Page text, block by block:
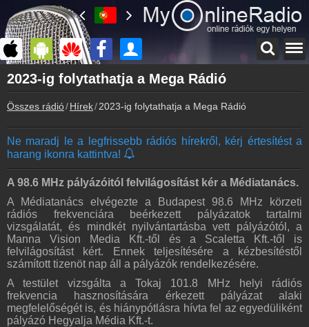
Főoldal
myonlineradio.hu
Bejelentkezés
Kapcsolat
Írj nekünk!
Partnerek
Rádió beágyazás
Ágyazd be weboldaladba
Online rádió készítés
Készítés lépésről lépésre
2023-ig folytathatja a Mega Rádió
Összes rádió Hírek 2023-ig folytathatja a Mega Rádió
Ne maradj le a legfrissebb rádiós hírekről, kérj értesítést a
harang ikonra kattintva!
A 98.6 MHz pályázóitól felvilágosítást kér a Médiatanács.
A Médiatanács elvégezte a Budapest 98.6 MHz körzeti
rádiós frekvenciára beérkezett pályázatok tartalmi
vizsgálatát, és mindkét nyilvántartásba vett pályázótól, a
Manna Vision Media Kft.-től és a Scaletta Kft.-től is
felvilágosítást kért. Ennek teljesítésére a kézbesítéstől
számított tizenöt nap áll a pályázók rendelkezésére.
A testület vizsgálta a Tokaj 101.8 MHz helyi rádiós
frekvencia hasznosítására érkezett pályázat alaki
megfelelőségét is, és hiánypótlásra hívta fel az egyedüliként
pályázó Hegyalja Média Kft.-t.